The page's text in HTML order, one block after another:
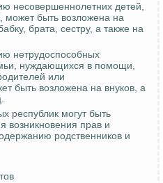
несовершеннолетних детей,
может быть возложена на
брата, сестру, а также на
нетрудоспособных
нуждающихся в помощи,
или
быть возложена на внуков, а
республик могут быть
возникновения прав и
родственников и